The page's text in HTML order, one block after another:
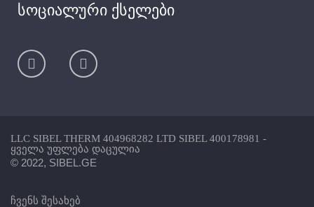
სოციალური ქსელები
LLC SIBEL THERM 404968282 LTD SIBEL 400178981 -
ყველა უფლება დაცულია
© 2022, SIBEL.GE
ჩვენს შესახებ